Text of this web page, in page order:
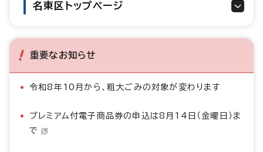
名東区トップページ
重要なお知らせ
令和8年10月から、粗大ごみの対象が変わります
プレミアム付電子商品券の申込は8月14日（金曜日）ま
で